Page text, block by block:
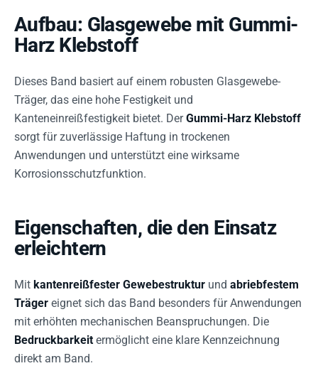
Aufbau: Glasgewebe mit Gummi-
Harz Klebstoff
Dieses Band basiert auf einem robusten Glasgewebe-
Träger, das eine hohe Festigkeit und
Kanteneinreißfestigkeit bietet. DerGummi-Harz Klebstoff
sorgt für zuverlässige Haftung in trockenen
Anwendungen und unterstützt eine wirksame
Korrosionsschutzfunktion.
Eigenschaften, die den Einsatz
erleichtern
Mit kantenreißfester Gewebestruktur und abriebfestem
Träger eignet sich das Band besonders für Anwendungen
mit erhöhten mechanischen Beanspruchungen. Die
Bedruckbarkeit ermöglicht eine klare Kennzeichnung
direkt am Band.